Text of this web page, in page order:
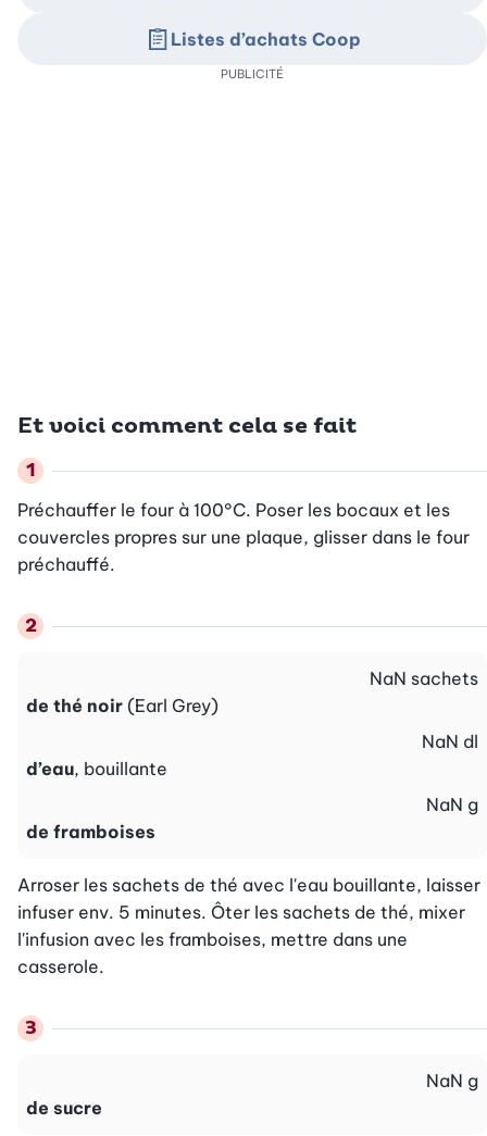
Et voici comment cela se fait
Préchauffer le four à 100°C. Poser les bocaux et les
couvercles propres sur une plaque, glisser dans le four
préchauffé.
de thé noir (Earl Grey)
NaN sachets
d’eau, bouillante
NaN dl
de framboises
NaN g
Arroser les sachets de thé avec l'eau bouillante, laisser
infuser env. 5 minutes. Ôter les sachets de thé, mixer
l'infusion avec les framboises, mettre dans une
casserole.
de sucre
NaN g
Listes d’achats Coop
PUBLICITÉ